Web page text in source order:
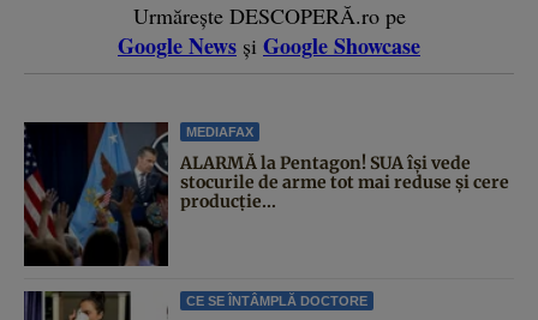
Urmărește DESCOPERĂ.ro pe
Google News și Google Showcase
MEDIAFAX
ALARMĂ la Pentagon! SUA își vede
stocurile de arme tot mai reduse și cere
producție...
CE SE ÎNTÂMPLĂ DOCTORE